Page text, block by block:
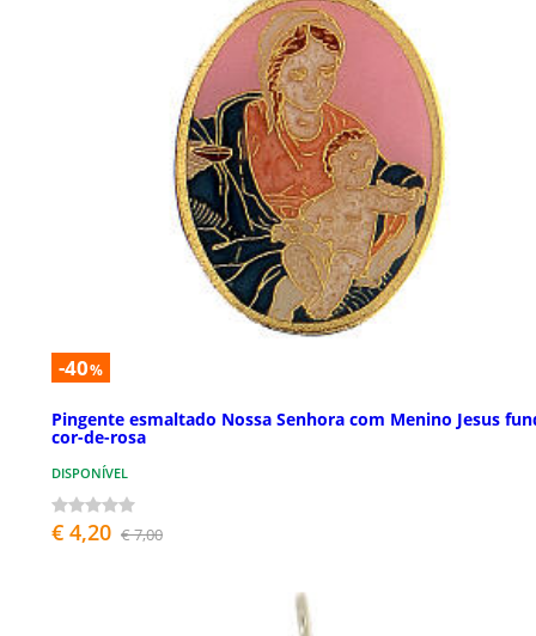
-40%
Pingente esmaltado Nossa Senhora com Menino Jesus
cor-de-rosa
DISPONÍVEL
€ 4,20 € 7,00